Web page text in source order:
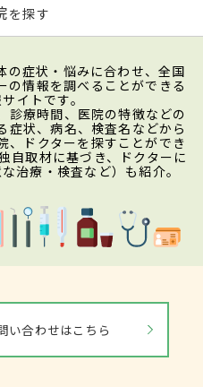
を探す
の症状・悩みに合わせ、全国
の情報を調べることができる
イトです。
診療時間、医院の特徴などの
症状、病名、検査名などから
、ドクターを探すことができ
自取材に基づき、ドクターに
治療・検査など）も紹介。
い合わせはこちら